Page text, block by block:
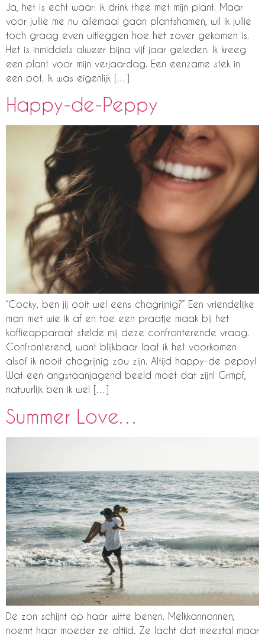
Ja, het is echt waar: ik drink thee met mijn plant. Maar
voor jullie me nu allemaal gaan plantshamen, wil ik jullie
toch graag even uitleggen hoe het zover gekomen is.
Het is inmiddels alweer bijna vijf jaar geleden. Ik kreeg
een plant voor mijn verjaardag. Een eenzame stek in
een pot. Ik was eigenlijk […]
Happy-de-Peppy
“Cocky, ben jij ooit wel eens chagrijnig?” Een vriendelijke
man met wie ik af en toe een praatje maak bij het
koffieapparaat stelde mij deze confronterende vraag.
Confronterend, want blijkbaar laat ik het voorkomen
alsof ik nooit chagrijnig zou zijn. Altijd happy-de peppy!
Wat een angstaanjagend beeld moet dat zijn! Grmpf,
natuurlijk ben ik wel […]
Summer Love…
De zon schijnt op haar witte benen. Melkkannonnen,
noemt haar moeder ze altijd. Ze lacht dat meestal maar